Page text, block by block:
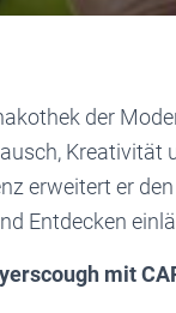
der
Kreativität
erweitert er
Entdecken
mit